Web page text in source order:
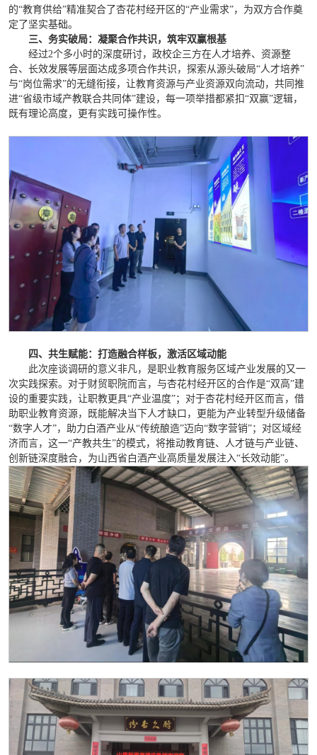
的“教育供给”精准契合了杏花村经开区的“产业需求”，为双方合作奠
定了坚实基础。
三、务实破局：凝聚合作共识，筑牢双赢根基
经过2个多小时的深度研讨，政校企三方在人才培养、资源整
合、长效发展等层面达成多项合作共识，探索从源头破局“人才培养”
与“岗位需求”的无缝衔接，让教育资源与产业资源双向流动，共同推
进“省级市域产教联合共同体”建设，每一项举措都紧扣“双赢”逻辑，
既有理论高度，更有实践可操作性。
四、共生赋能：打造融合样板，激活区域动能
此次座谈调研的意义非凡，是职业教育服务区域产业发展的又一
次实践探索。对于财贸职院而言，与杏花村经开区的合作是“双高”建
设的重要实践，让职教更具“产业温度”；对于杏花村经开区而言，借
助职业教育资源，既能解决当下人才缺口，更能为产业转型升级储备
“数字人才”，助力白酒产业从“传统酿造”迈向“数字营销”；对区域经
济而言，这一“产教共生”的模式，将推动教育链、人才链与产业链、
创新链深度融合，为山西省白酒产业高质量发展注入“长效动能”。